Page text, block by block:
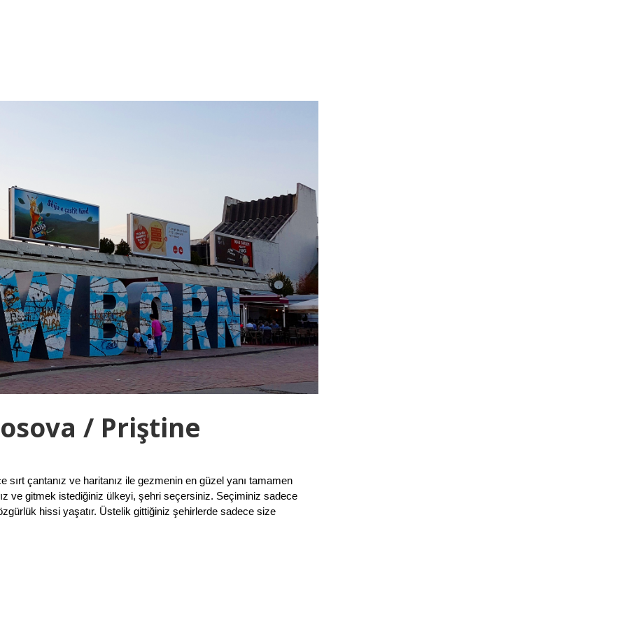
/ Priştine
sırt çantanız ve haritanız ile gezmenin en güzel yanı tamamen
ve gitmek istediğiniz ülkeyi, şehri seçersiniz. Seçiminiz sadece
hissi yaşatır. Üstelik gittiğiniz şehirlerde sadece size